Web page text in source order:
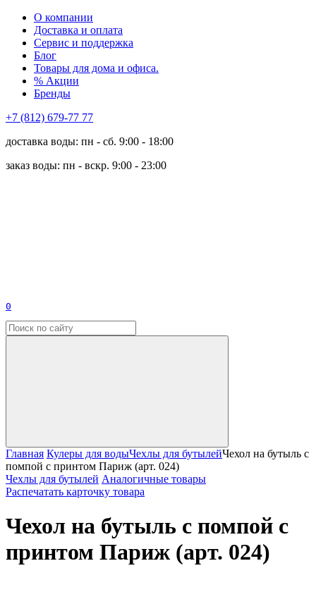
О компании
Доставка и оплата
Сервис и поддержка
Блог
Товары для дома и офиса.
% Акции
Бренды
+7 (812) 679-77 77
доставка воды: пн - сб. 9:00 - 18:00
заказ воды: пн - вскр. 9:00 - 23:00
0
Главная Кулеры для водыЧехлы для бутылейЧехол на бутыль с
помпой с принтом Париж (арт. 024)
Чехлы для бутылей Аналогичные товары
Распечатать карточку товара
Чехол на бутыль с помпой с
принтом Париж (арт. 024)